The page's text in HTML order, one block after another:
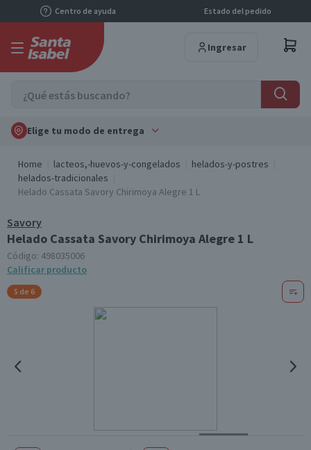
Centro de ayuda Estado del pedido
Ingresar
Elige tu modo de entrega
Home lacteos,-huevos-y-congelados
helados-y-postres
helados-tradicionales
Helado Cassata Savory Chirimoya Alegre 1 L
Savory
Helado Cassata Savory Chirimoya Alegre 1 L
Código: 498035006
Calificar producto
5 de 6